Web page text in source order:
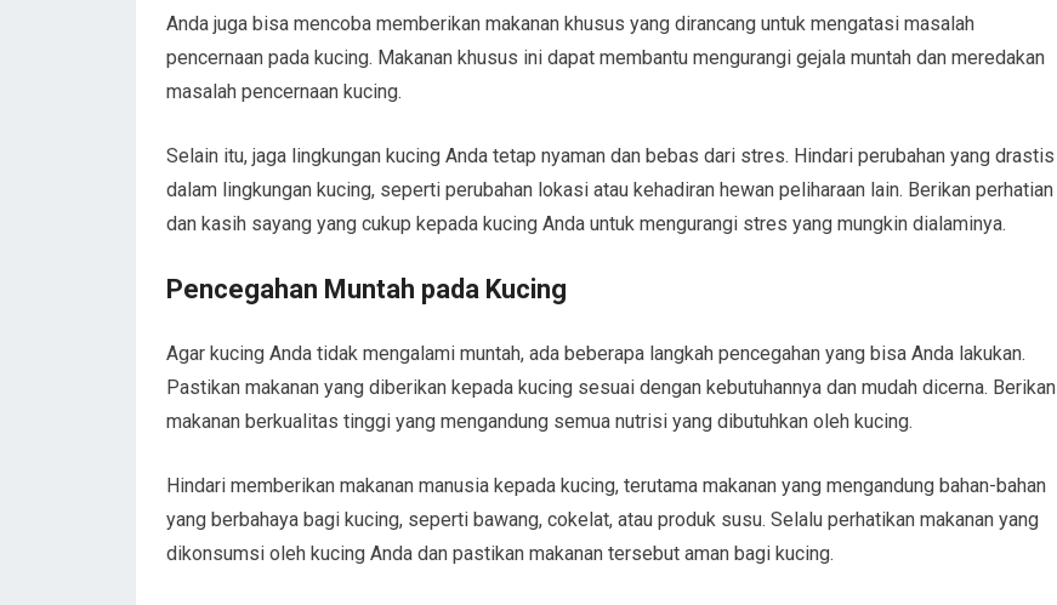
Anda juga bisa mencoba memberikan makanan khusus yang dirancang untuk mengatasi masalah
pencernaan pada kucing. Makanan khusus ini dapat membantu mengurangi gejala muntah dan meredakan
masalah pencernaan kucing.
Selain itu, jaga lingkungan kucing Anda tetap nyaman dan bebas dari stres. Hindari perubahan yang drastis
dalam lingkungan kucing, seperti perubahan lokasi atau kehadiran hewan peliharaan lain. Berikan perhatian
dan kasih sayang yang cukup kepada kucing Anda untuk mengurangi stres yang mungkin dialaminya.
Pencegahan Muntah pada Kucing
Agar kucing Anda tidak mengalami muntah, ada beberapa langkah pencegahan yang bisa Anda lakukan.
Pastikan makanan yang diberikan kepada kucing sesuai dengan kebutuhannya dan mudah dicerna. Berikan
makanan berkualitas tinggi yang mengandung semua nutrisi yang dibutuhkan oleh kucing.
Hindari memberikan makanan manusia kepada kucing, terutama makanan yang mengandung bahan-bahan
yang berbahaya bagi kucing, seperti bawang, cokelat, atau produk susu. Selalu perhatikan makanan yang
dikonsumsi oleh kucing Anda dan pastikan makanan tersebut aman bagi kucing.